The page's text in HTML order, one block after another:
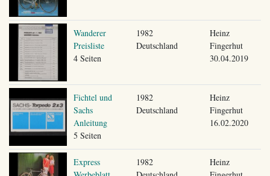
Wanderer
Preisliste
4 Seiten
1982
Deutschland
Heinz
Fingerhut
30.04.2019
Fichtel und
Sachs
Anleitung
5 Seiten
1982
Deutschland
Heinz
Fingerhut
16.02.2020
Express
1982
Heinz